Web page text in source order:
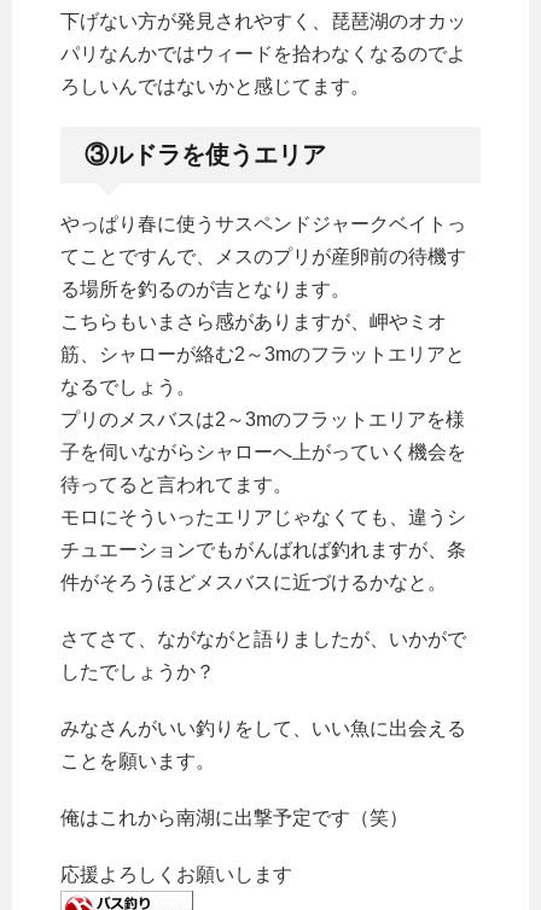
下げない方が発見されやすく、琵琶湖のオカッ
パリなんかではウィードを拾わなくなるのでよ
ろしいんではないかと感じてます。
③ルドラを使うエリア
やっぱり春に使うサスペンドジャークベイトっ
てことですんで、メスのプリが産卵前の待機す
る場所を釣るのが吉となります。
こちらもいまさら感がありますが、岬やミオ
筋、シャローが絡む2～3mのフラットエリアと
なるでしょう。
プリのメスバスは2～3mのフラットエリアを様
子を伺いながらシャローへ上がっていく機会を
待ってると言われてます。
モロにそういったエリアじゃなくても、違うシ
チュエーションでもがんばれば釣れますが、条
件がそろうほどメスバスに近づけるかなと。
さてさて、ながながと語りましたが、いかがで
したでしょうか？
みなさんがいい釣りをして、いい魚に出会える
ことを願います。
俺はこれから南湖に出撃予定です（笑）
応援よろしくお願いします